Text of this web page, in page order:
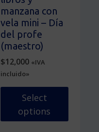
se
pueden
elegir
en
la
página
de
producto
manzana con
vela mini – Día
del profe
(maestro)
$12,000 «IVA
incluido»
Select
options